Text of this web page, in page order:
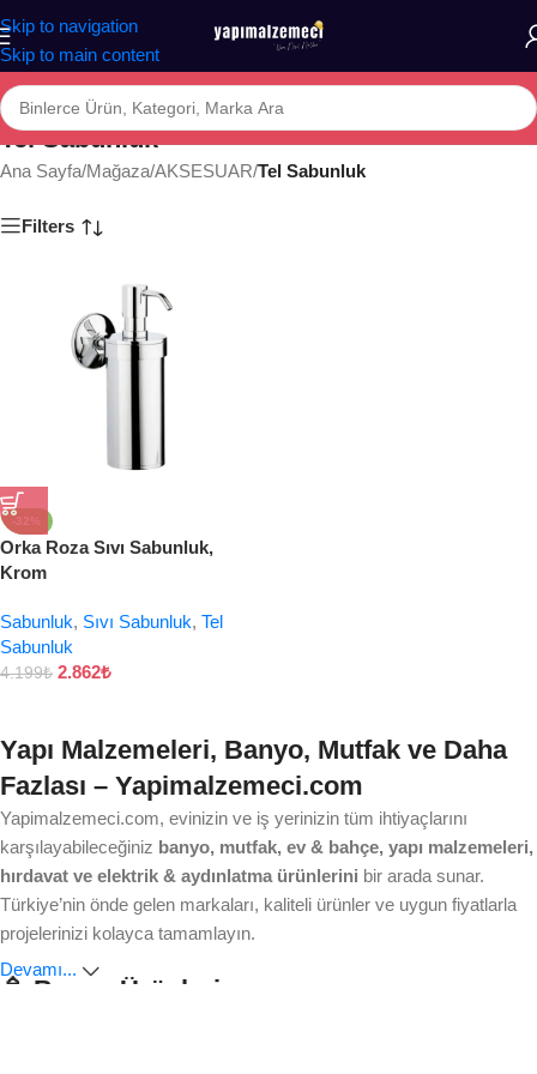
Skip to navigation
Skip to main content
Tel Sabunluk
Ana Sayfa/Mağaza/AKSESUAR/Tel Sabunluk
Filters
-32%
Orka Roza Sıvı Sabunluk,
Krom
Sabunluk, Sıvı Sabunluk, Tel
Sabunluk
4.199₺ 2.862₺
Yapı Malzemeleri, Banyo, Mutfak ve Daha
Fazlası – Yapimalzemeci.com
Yapimalzemeci.com, evinizin ve iş yerinizin tüm ihtiyaçlarını
karşılayabileceğiniz banyo, mutfak, ev & bahçe, yapı malzemeleri,
hırdavat ve elektrik & aydınlatma ürünlerini bir arada sunar.
Türkiye’nin önde gelen markaları, kaliteli ürünler ve uygun fiyatlarla
projelerinizi kolayca tamamlayın.
🚿 Banyo Ürünleri
Devamı...